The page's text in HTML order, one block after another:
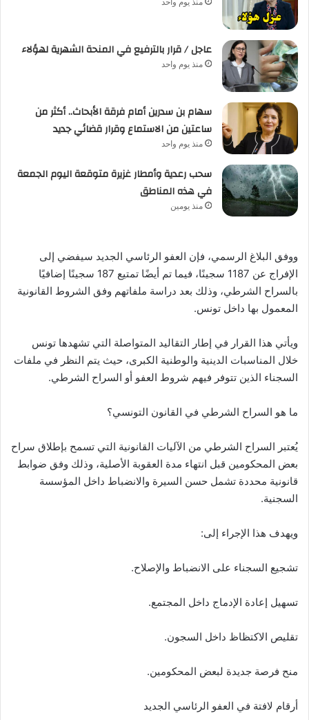
عاجل / قرار بالترفيع في المنحة الشهرية لهؤلاء
منذ يوم واحد
سهام بن سدرين أمام فرقة الأبحاث.. أكثر من
ساعتين من الاستماع وقرار قضائي جديد
منذ يوم واحد
سحب رعدية وأمطار غزيرة متوقعة اليوم الجمعة
في هذه المناطق
منذ يومين
ووفق البلاغ الرسمي، فإن العفو الرئاسي الجديد سيفضي إلى
الإفراج عن 1187 سجينًا، فيما تم أيضًا تمتيع 187 سجينًا إضافيًا
بالسراح الشرطي، وذلك بعد دراسة ملفاتهم وفق الشروط القانونية
المعمول بها داخل تونس.
ويأتي هذا القرار في إطار التقاليد المتواصلة التي تشهدها تونس
خلال المناسبات الدينية والوطنية الكبرى، حيث يتم النظر في ملفات
السجناء الذين تتوفر فيهم شروط العفو أو السراح الشرطي.
ما هو السراح الشرطي في القانون التونسي؟
يُعتبر السراح الشرطي من الآليات القانونية التي تسمح بإطلاق سراح
بعض المحكومين قبل انتهاء مدة العقوبة الأصلية، وذلك وفق ضوابط
قانونية محددة تشمل حسن السيرة والانضباط داخل المؤسسة
السجنية.
ويهدف هذا الإجراء إلى:
تشجيع السجناء على الانضباط والإصلاح.
تسهيل إعادة الإدماج داخل المجتمع.
تقليص الاكتظاظ داخل السجون.
منح فرصة جديدة لبعض المحكومين.
أرقام لافتة في العفو الرئاسي الجديد